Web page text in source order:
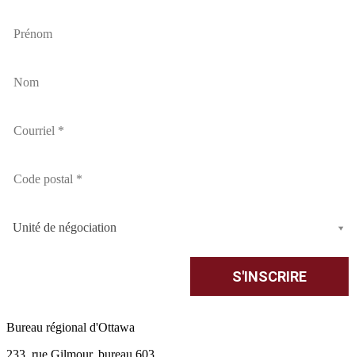
Unité de négociation
Bureau régional d'Ottawa
233, rue Gilmour, bureau 603